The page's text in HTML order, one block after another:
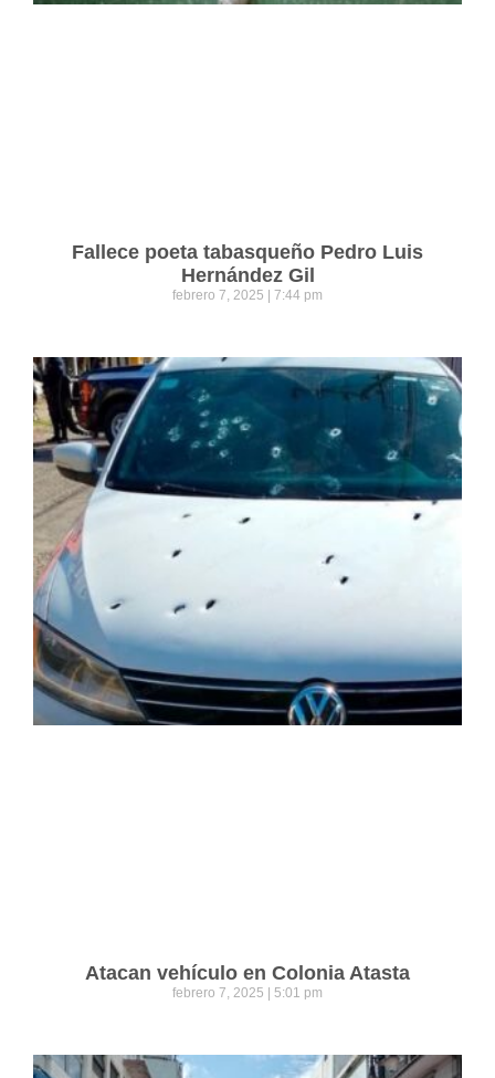
Fallece poeta tabasqueño Pedro Luis
Hernández Gil
febrero 7, 2025 7:44 pm
Atacan vehículo en Colonia Atasta
febrero 7, 2025 5:01 pm